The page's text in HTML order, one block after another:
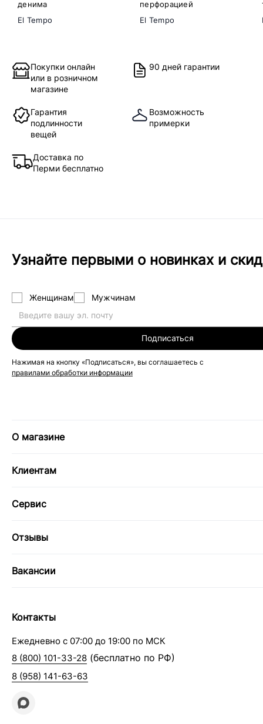
денима
El Tempo
перфорацией
El Tempo
Покупки онлайн
или в розничном
магазине
90 дней гарантии
Гарантия
подлинности
вещей
Возможность
примерки
Доставка по
Перми бесплатно
Узнайте первыми о новинках и
Женщинам Мужчинам
Подписаться
Нажимая на кнопку «Подписаться», вы соглашаетесь с
правилами обработки информации
О магазине
Клиентам
Сервис
Отзывы
Вакансии
Контакты
Ежедневно с 07:00 до 19:00 по МСК
8 (800) 101-33-28 (бесплатно по РФ)
8 (958) 141-63-63